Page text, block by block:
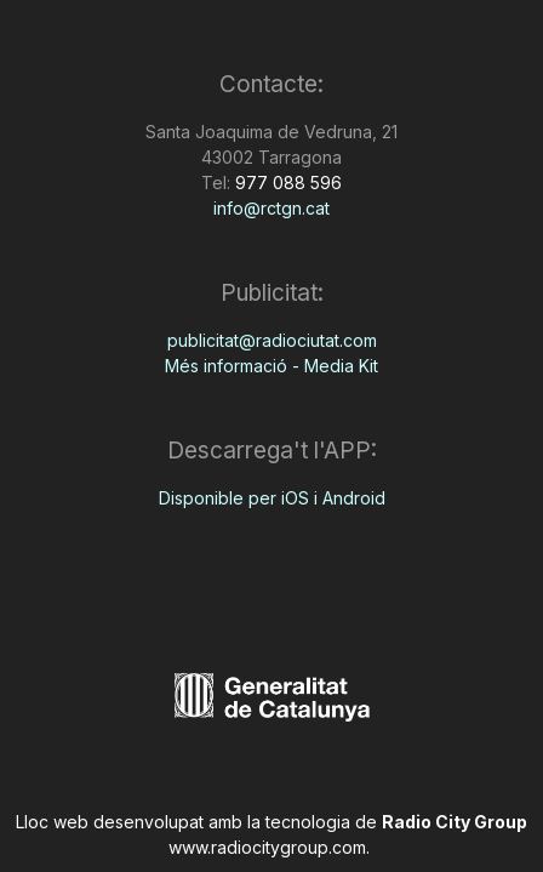
Contacte:
Santa Joaquima de Vedruna, 21
43002 Tarragona
Tel: 977 088 596
info@rctgn.cat
Publicitat:
publicitat@radiociutat.com
Més informació - Media Kit
Descarrega't l'APP:
Disponible per iOS i Android
Lloc web desenvolupat amb la tecnologia de Radio City Group
www.radiocitygroup.com.